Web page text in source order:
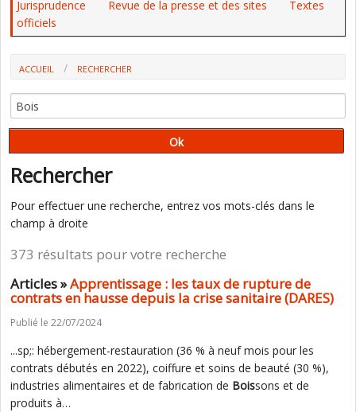
Jurisprudence
Revue de la presse et des sites
Textes
officiels
ACCUEIL RECHERCHER
Rechercher
Pour effectuer une recherche, entrez vos mots-clés dans le
champ à droite
373 résultats pour votre recherche
Articles »Apprentissage : les taux de rupture de
contrats en hausse depuis la crise sanitaire (DARES)
Publié le 22/07/2024
...sp;: hébergement-restauration (36 % à neuf mois pour les
contrats débutés en 2022), coiffure et soins de beauté (30 %),
industries alimentaires et de fabrication de Boissons et de
produits à…